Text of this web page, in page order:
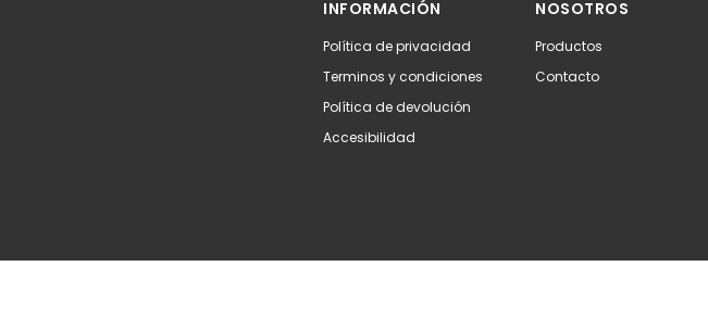
INFORMACIÓN
Política de privacidad
Terminos y condiciones
Política de devolución
Accesibilidad
NOSOTROS
Productos
Contacto